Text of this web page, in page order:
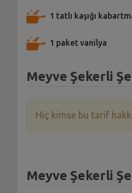
1 tatlı kaşığı
1 paket vanilya
Meyve Şekerli
Hiç kimse bu tarif
Meyve Şekerli